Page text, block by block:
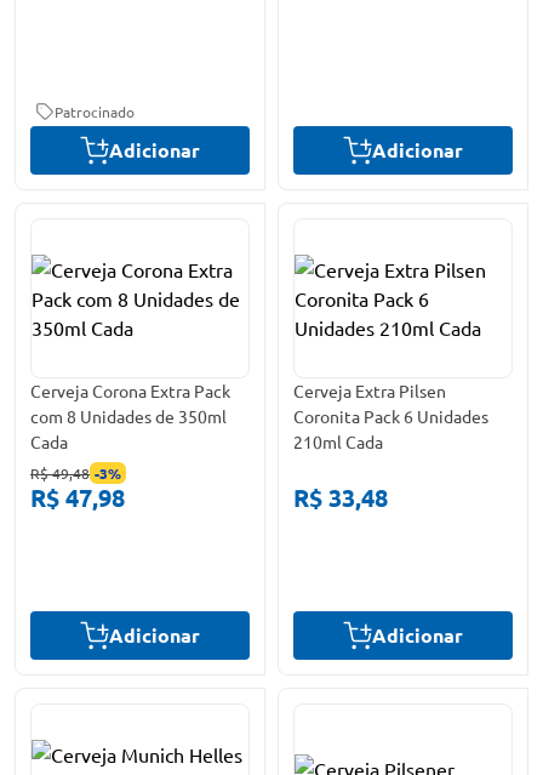
Patrocinado
Adicionar Adicionar
Cerveja Corona Extra Pack
com 8 Unidades de 350ml
Cada
R$ 49,48 -3%
R$ 47,98
Adicionar
Cerveja Extra Pilsen
Coronita Pack 6 Unidades
210ml Cada
R$ 33,48
Adicionar